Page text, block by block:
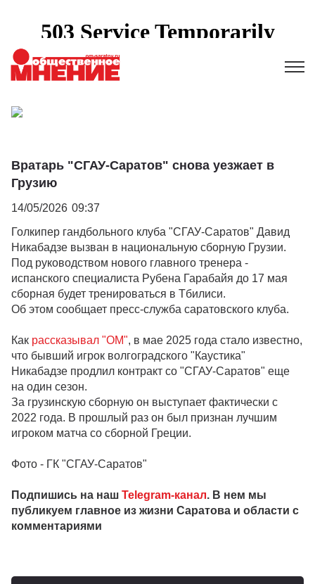
Вратарь "СГАУ-Саратов" снова уезжает в
Грузию
14/05/2026 09:37
Голкипер гандбольного клуба "СГАУ-Саратов" Давид
Никабадзе вызван в национальную сборную Грузии.
Под руководством нового главного тренера -
испанского специалиста Рубена Гарабайя до 17 мая
сборная будет тренироваться в Тбилиси.
Об этом сообщает пресс-служба саратовского клуба.
Как рассказывал "ОМ", в мае 2025 года стало известно,
что бывший игрок волгоградского "Каустика"
Никабадзе продлил контракт со "СГАУ-Саратов" еще
на один сезон.
За грузинскую сборную он выступает фактически с
2022 года. В прошлый раз он был признан лучшим
игроком матча со сборной Греции.
Фото - ГК "СГАУ-Саратов"
Подпишись на наш Telegram-канал. В нем мы
публикуем главное из жизни Саратова и области с
комментариями